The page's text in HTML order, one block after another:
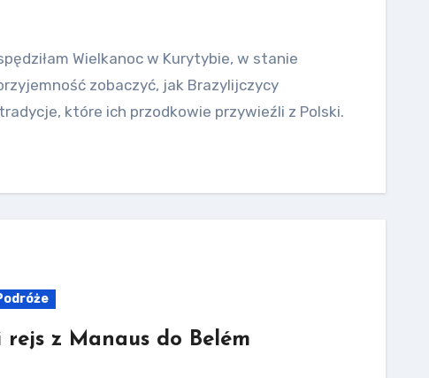
Wielkanoc w Kurytybie, w stanie
zobaczyć, jak Brazylijczycy
które ich przodkowie przywieźli z Polski.
z Manaus do Belém